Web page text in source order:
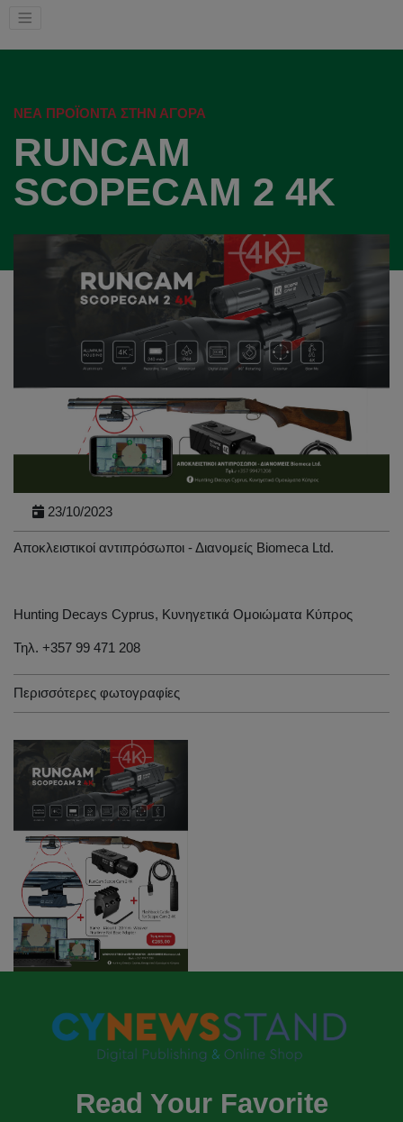
ΝΈΑ ΠΡΟΪΌΝΤΑ ΣΤΗΝ ΑΓΟΡΆ
RUNCAM
SCOPECAM 2 4K
23/10/2023
Αποκλειστικοί αντιπρόσωποι - Διανομείς Biomeca Ltd.
Hunting Decays Cyprus, Κυνηγετικά Ομοιώματα Κύπρος
Τηλ. +357 99 471 208
Περισσότερες φωτογραφίες
Read Your Favorite